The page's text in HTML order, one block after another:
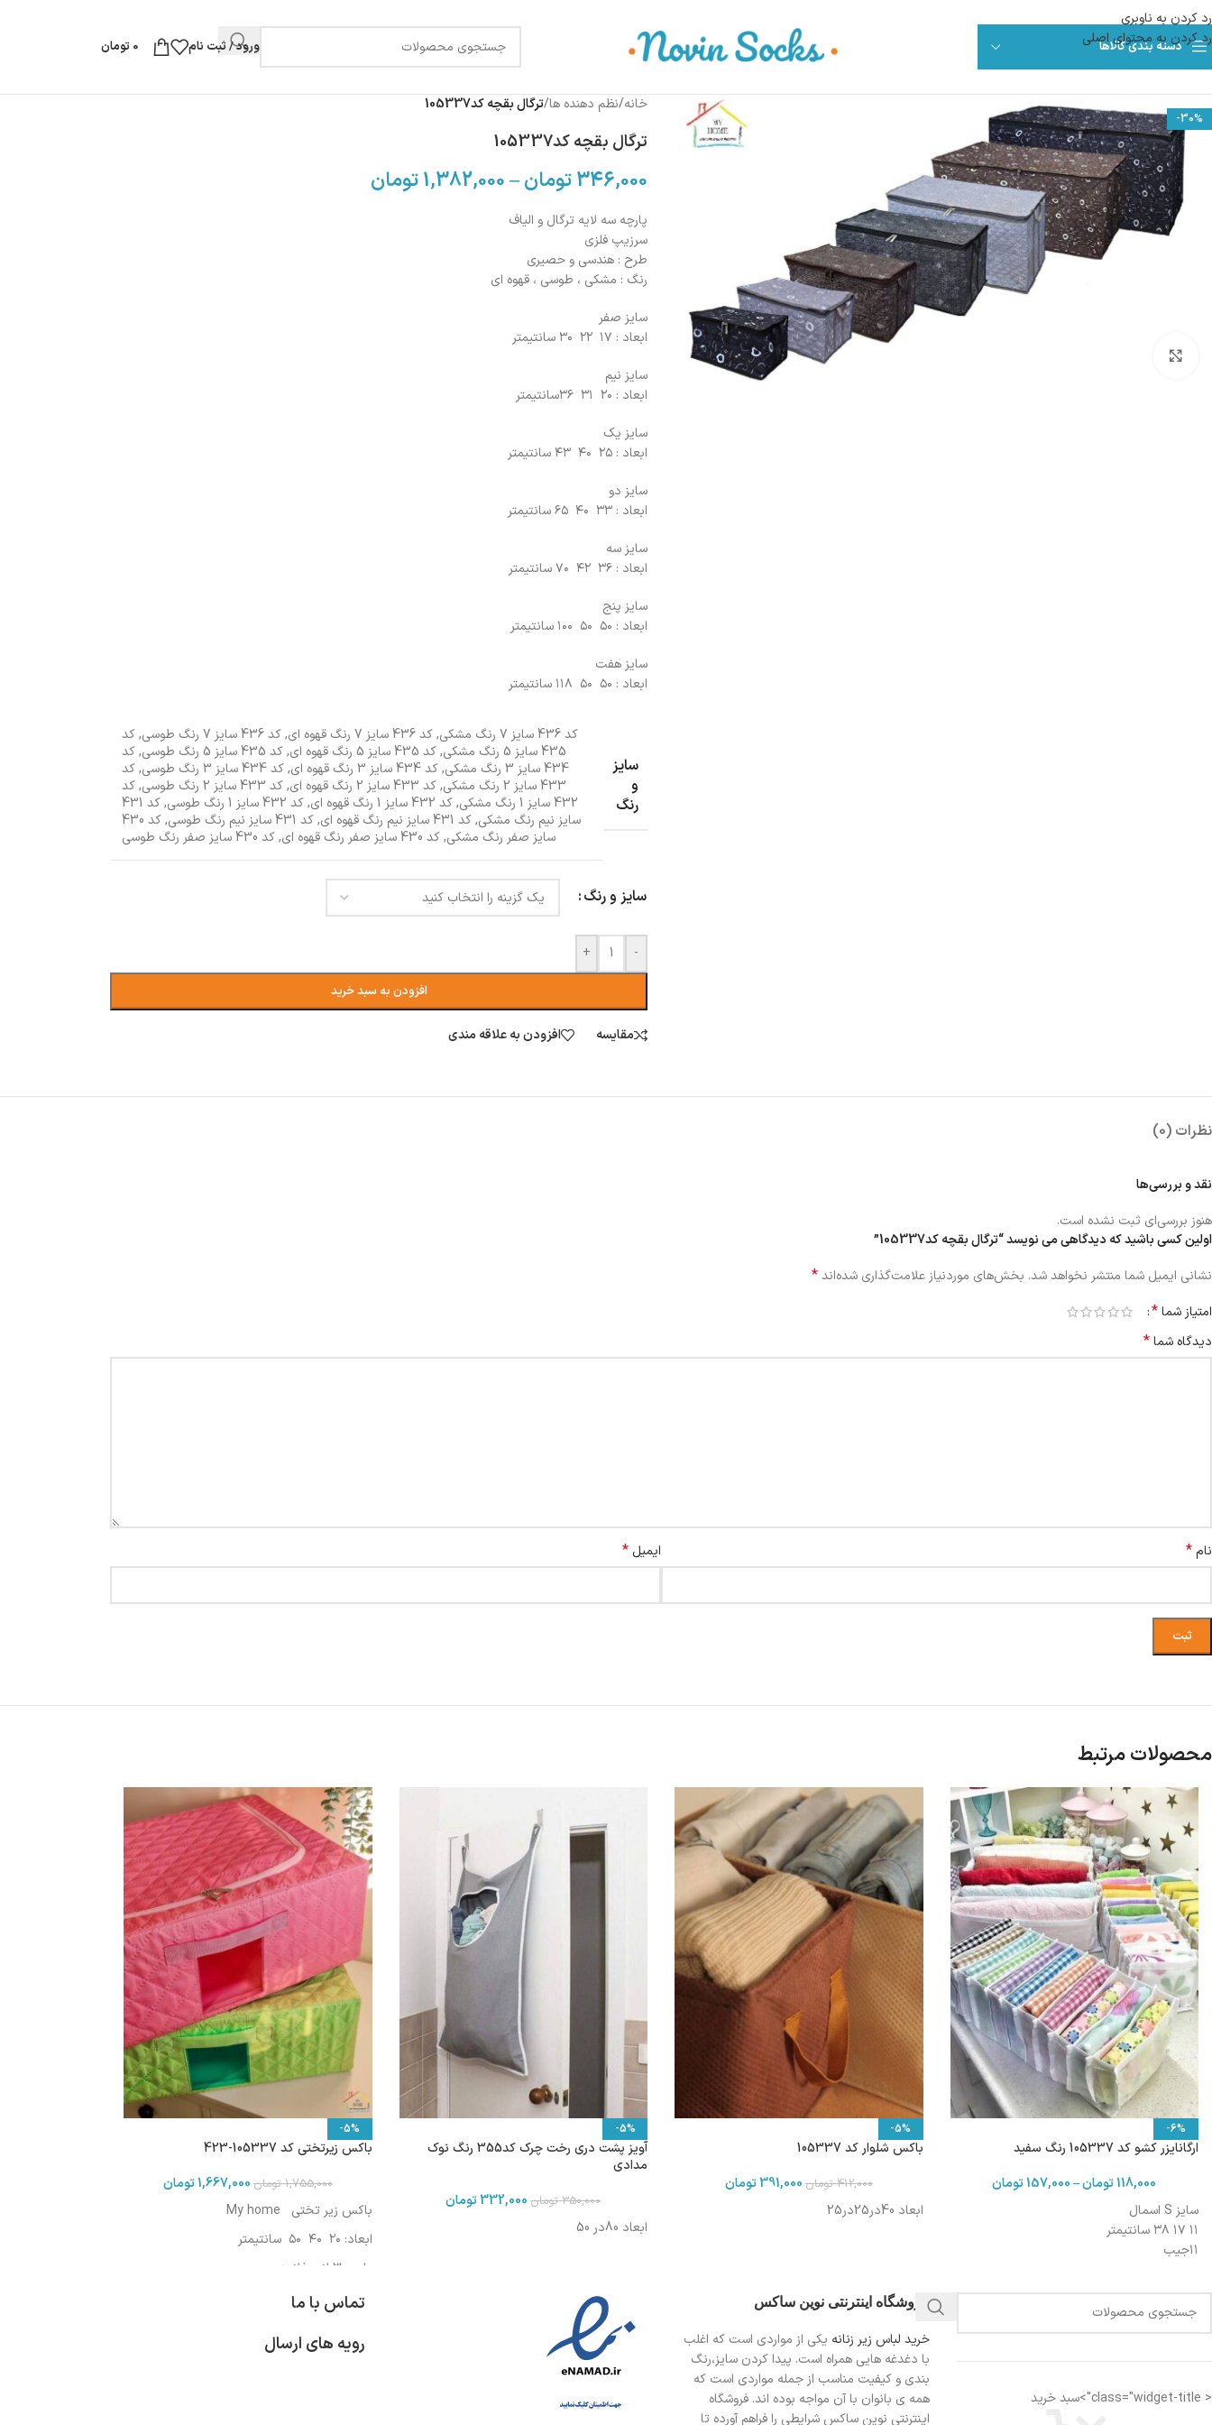
رد کردن به ناوبری
رد کردن به محتوای اصلی
دسته بندی کالاها ورود / ثبت نام 0 تومان
-30%
خانه/نظم دهنده ها/ترگال بقچه کد105337
ترگال بقچه کد105337
346,000تومان–
1,382,000تومان
پارچه سه لایه ترگال و الیاف
سرزیپ فلزی
طرح : هندسی و حصیری
رنگ : مشکی ، طوسی ، قهوه ای
سایز صفر
ابعاد : ۱۷ ۲۲ ۳۰ سانتیمتر
سایز نیم
ابعاد : ۲۰ ۳۱ ۳۶سانتیمتر
سایز یک
ابعاد : ۲۵ ۴۰ ۴۳ سانتیمتر
سایز دو
ابعاد : ۳۳ ۴۰ ۶۵ سانتیمتر
سایز سه
ابعاد : ۳۶ ۴۲ ۷۰ سانتیمتر
سایز پنج
ابعاد : ۵۰ ۵۰ ۱۰۰ سانتیمتر
سایز هفت
ابعاد : ۵۰ ۵۰ ۱۱۸ سانتیمتر
سایز
و
رنگ
کد 436 سایز 7 رنگ مشکی ,کد 436 سایز 7 رنگ قهوه ای ,کد 436 سایز 7 رنگ طوسی ,کد
435 سایز 5 رنگ مشکی
,کد 435 سایز 5 رنگ قهوه ای ,کد 435 سایز 5 رنگ طوسی ,کد
434 سایز 3 رنگ مشکی
,کد 434 سایز 3 رنگ قهوه ای ,کد 434 سایز 3 رنگ طوسی ,کد
433 سایز 2 رنگ مشکی
,کد 433 سایز 2 رنگ قهوه ای ,کد 433 سایز 2 رنگ طوسی ,کد
432 سایز 1 رنگ مشکی
,کد 432 سایز 1 رنگ قهوه ای ,کد 432 سایز 1 رنگ طوسی ,
کد 431
سایز نیم رنگ مشکی,کد 431 سایز نیم رنگ قهوه ای ,کد 431 سایز نیم رنگ طوسی ,
کد 430
سایز صفر رنگ مشکی,کد 430 سایز صفر رنگ قهوه ای ,کد 430 سایز صفر رنگ طوسی
سایز و رنگ
-
+
افزودن به سبد خرید
مقایسه افزودن به علاقه مندی
نظرات (0)
نقد و بررسی‌ها
هنوز بررسی‌ای ثبت نشده است.
اولین کسی باشید که دیدگاهی می نویسد “ترگال بقچه کد105337”
نشانی ایمیل شما منتشر نخواهد شد. بخش‌های موردنیاز علامت‌گذاری شده‌اند*
امتیاز شما*
دیدگاه شما*
نام* ایمیل *
محصولات مرتبط
-6%
ارگانایزر کشو کد 105337 رنگ سفید
118,000تومان–
157,000تومان
سایز S اسمال
۱۱ ۱۷ ۳۸ سانتیمتر
۱۱جیب
۱۲ ۲۴ ۳۸ سانتیمتر
۱۱جیب
۱۱ ۳۰ ۳۸ سانتیمتر
۹جیب
-5%
باکس شلوار کد 105337
412,000 تومان 391,000 تومان
ابعاد 40در25در25
-5%
آویز پشت دری رخت چرک کد355 رنگ نوک
مدادی
350,000 تومان 332,000تومان
ابعاد 80در 50
-5%
باکس زیرتختی کد 105337-423
1,755,000 تومان 1,667,000تومان
باکس زیر تختی My home
ابعاد: ۲۰ ۴۰ ۵۰ سانتیمتر
پارچه ۳ لایه فلامنت
باک رنگ : سرمه ای - نسکافه ای -طوسی - فیلی-
سبز - صورتی
< class="widget-title">سبد خرید
فروشگاه اینترنتی نوین ساکس
خرید لباس زیر زنانه یکی از مواردی است که اغلب
با دغدغه هایی همراه است. پیدا کردن سایز،رنگ
بندی و کیفیت مناسب از جمله مواردی است که
همه ی بانوان با آن مواجه بوده اند. فروشگاه
اینترنتی نوین ساکس شرایطی را فراهم آورده تا
تماس با ما
رویه های ارسال